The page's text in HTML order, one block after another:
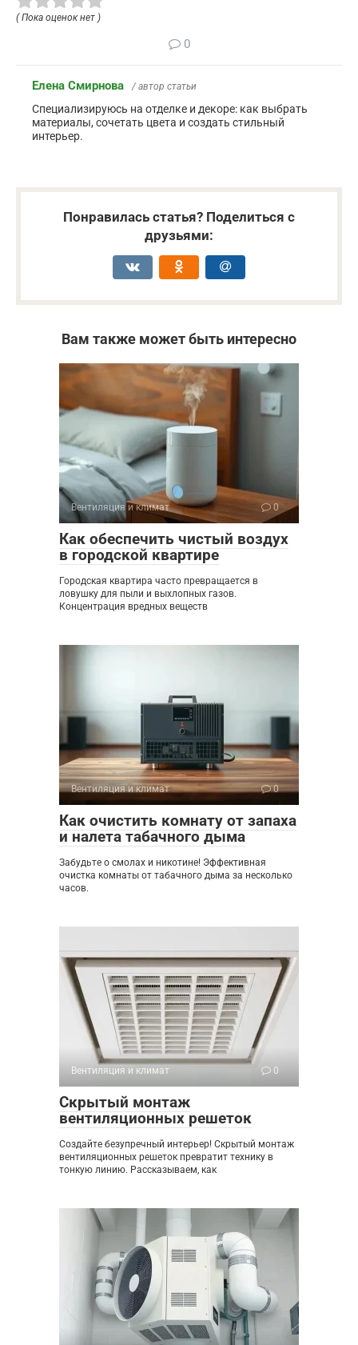
( Пока оценок нет )
0
Елена Смирнова / автор статьи
Специализируюсь на отделке и декоре: как выбрать
материалы, сочетать цвета и создать стильный
интерьер.
Понравилась статья? Поделиться с
друзьями:
Вам также может быть интересно
Вентиляция и климат 0
Как обеспечить чистый воздух
в городской квартире
Городская квартира часто превращается в
ловушку для пыли и выхлопных газов.
Концентрация вредных веществ
Вентиляция и климат 0
Как очистить комнату от запаха
и налета табачного дыма
Забудьте о смолах и никотине! Эффективная
очистка комнаты от табачного дыма за несколько
часов.
Вентиляция и климат 0
Скрытый монтаж
вентиляционных решеток
Создайте безупречный интерьер! Скрытый монтаж
вентиляционных решеток превратит технику в
тонкую линию. Рассказываем, как